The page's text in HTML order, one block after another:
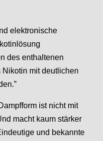
elektronische
des enthaltenen
Nikotin mit deutlichen
ist nicht mit
macht kaum stärker
und bekannte